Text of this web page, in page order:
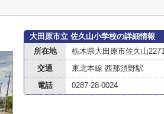
大田原市立 佐久山小学校の詳細情報
所在地
栃木県大田原市佐久山
交通
東北本線 西那須野駅
電話
0287-28-0024